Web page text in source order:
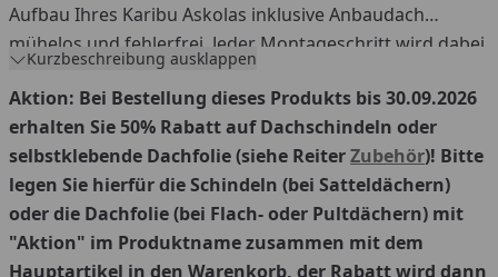
Aufbau Ihres Karibu Askolas inklusive Anbaudach
mühelos und fehlerfrei. Jeder Montageschritt wird dabei
bis ins kleinste Detail erklärt.
Kurzbeschreibung ausklappen
Aktion: Bei Bestellung dieses Produkts bis 30.09.2026
erhalten Sie 50% Rabatt auf Dachschindeln oder
selbstklebende Dachfolie (siehe ReiterZubehör)! Bitte
legen Sie hierfür die Schindeln (bei Satteldächern)
oder die Dachfolie (bei Flach- oder Pultdächern) mit
"Aktion" im Produktname zusammen mit dem
Hauptartikel in den Warenkorb, der Rabatt wird dann